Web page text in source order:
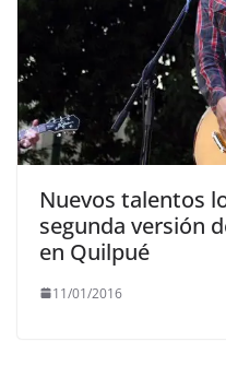
Nuevos talentos
segunda versión
en Quilpué
11/01/2016